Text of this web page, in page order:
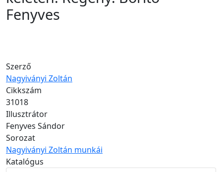
Fenyves
Szerző
Nagyiványi Zoltán
Cikkszám
31018
Illusztrátor
Fenyves Sándor
Sorozat
Nagyiványi Zoltán munkái
Katalógus